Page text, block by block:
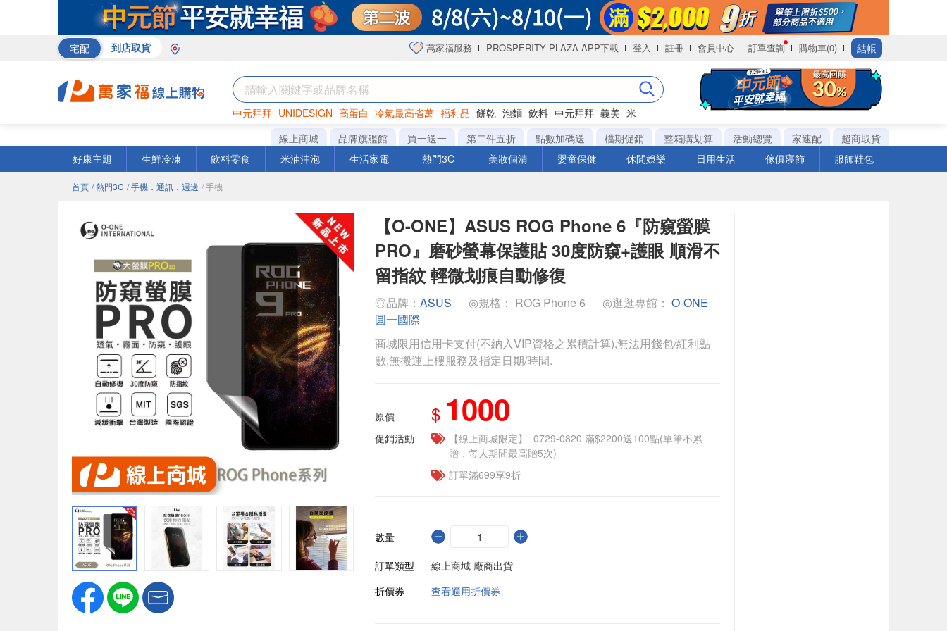
宅配 到店取貨 萬家福服務 PROSPERITY PLAZA APP下載 登入 註冊 會員中心 訂單查詢 購物車(0) 結帳
中元拜拜 UNIDESIGN 高蛋白 冷氣最高省萬 福利品 餅乾 泡麵 飲料 中元拜拜 義美 米
罐頭 咖啡 海苔
線上商城 品牌旗艦館 買一送一 第二件五折 點數加碼送 檔期促銷 整箱購划算 活動總覽 家速配
超商取貨
好康主題
生鮮冷凍 飲料零食 米油沖泡 生活家電 熱門3C 美妝個清 嬰童保健 休閒娛樂 日用生活 傢俱寢飾 服飾鞋包
首頁 / 熱門3C / 手機．通訊．週邊 / 手機
【O-ONE】ASUS ROG Phone 6『防窺螢膜
PRO』磨砂螢幕保護貼 30度防窺+護眼 順滑不
留指紋 輕微划痕自動修復
◎品牌： ASUS ◎規格： ROG Phone 6 ◎逛逛專館： O-ONE
圓一國際
商城限用信用卡支付(不納入VIP資格之累積計算),無法用錢包/紅利點
數,無搬運上樓服務及指定日期/時間.
原價 $ 1000
促銷活動
【線上商城限定】_0729-0820 滿$2200送100點(單筆不累
贈，每人期間最高贈5次)
訂單滿699享9折
數量
訂單類型
線上商城 廠商出貨
折價券
查看適用折價券